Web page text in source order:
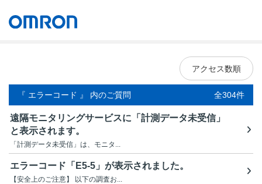
アクセス数順
『 エラーコード 』 内のご質問 全304件
遠隔モニタリングサービスに「計測データ未受信」
と表示されます。
「計測データ未受信」は、モニタ...
エラーコード「E5-5」が表示されました。
【安全上のご注意】 以下の調査お...